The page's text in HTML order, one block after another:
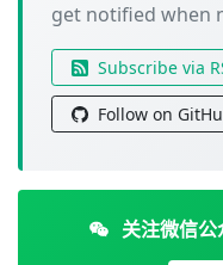
get notified when
Subscribe via
Follow on
关注微信